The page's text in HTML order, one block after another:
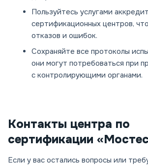
Пользуйтесь услугами
сертификационных центров,
отказов и ошибок.
Сохраняйте все протоколы
они могут потребоваться при
с контролирующими органами.
Контакты центра по
сертификации
Если у вас остались вопросы или